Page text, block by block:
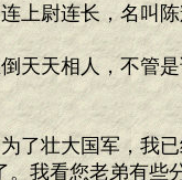
上尉连长，名叫
天天相人，不管
了壮大国军，我
我看您老弟有些